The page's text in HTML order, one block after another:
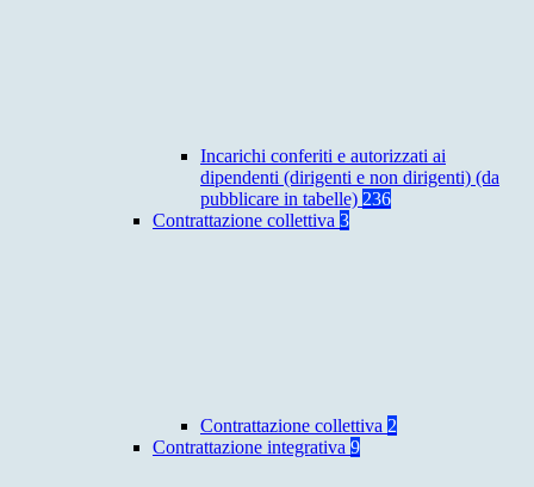
Incarichi conferiti e autorizzati ai
dipendenti (dirigenti e non dirigenti) (da
pubblicare in tabelle) 236
Contrattazione collettiva 3
Contrattazione collettiva 2
Contrattazione integrativa 9